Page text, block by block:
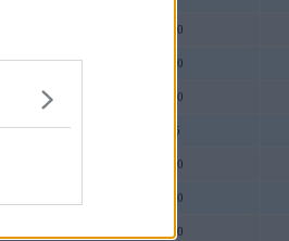
30
75 30
20
100 5
20
20
10